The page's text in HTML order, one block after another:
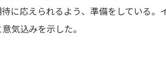
に応えられるよう、準備をしている。
気込みを示した。